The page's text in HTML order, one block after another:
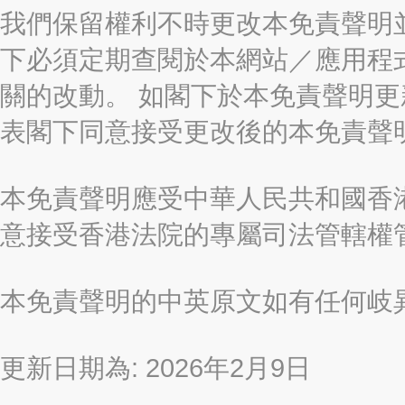
我們保留權利不時更改本免責聲
下必須定期查閱於本網站／應用
關的改動。 如閣下於本免責聲明
表閣下同意接受更改後的本免責聲
本免責聲明應受中華人民共和國
意接受香港法院的專屬司法管轄權
本免責聲明的中英原文如有任何
更新日期為: 2026年2月9日